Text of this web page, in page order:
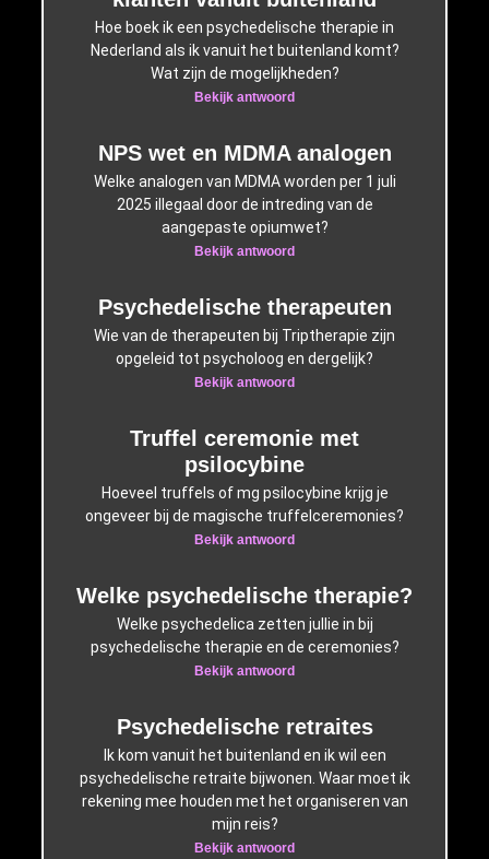
Hoe boek ik een psychedelische therapie in
Nederland als ik vanuit het buitenland komt?
Wat zijn de mogelijkheden?
Bekijk antwoord
NPS wet en MDMA analogen
Welke analogen van MDMA worden per 1 juli
2025 illegaal door de intreding van de
aangepaste opiumwet?
Bekijk antwoord
Psychedelische therapeuten
Wie van de therapeuten bij Triptherapie zijn
opgeleid tot psycholoog en dergelijk?
Bekijk antwoord
Truffel ceremonie met
psilocybine
Hoeveel truffels of mg psilocybine krijg je
ongeveer bij de magische truffelceremonies?
Bekijk antwoord
Welke psychedelische therapie?
Welke psychedelica zetten jullie in bij
psychedelische therapie en de ceremonies?
Bekijk antwoord
Psychedelische retraites
Ik kom vanuit het buitenland en ik wil een
psychedelische retraite bijwonen. Waar moet ik
rekening mee houden met het organiseren van
mijn reis?
Bekijk antwoord